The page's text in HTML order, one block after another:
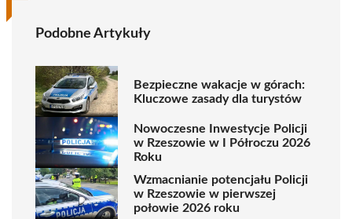
Podobne Artykuły
Bezpieczne wakacje w górach:
Kluczowe zasady dla turystów
Nowoczesne Inwestycje Policji
w Rzeszowie w I Półroczu 2026
Roku
Wzmacnianie potencjału Policji
w Rzeszowie w pierwszej
połowie 2026 roku